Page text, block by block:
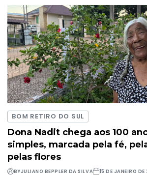
BOM RETIRO DO SUL
Dona Nadit chega aos 100
simples, marcada pela fé,
pelas flores
BYJULIANO BEPPLER DA SILVA 15 DE JANEIRO